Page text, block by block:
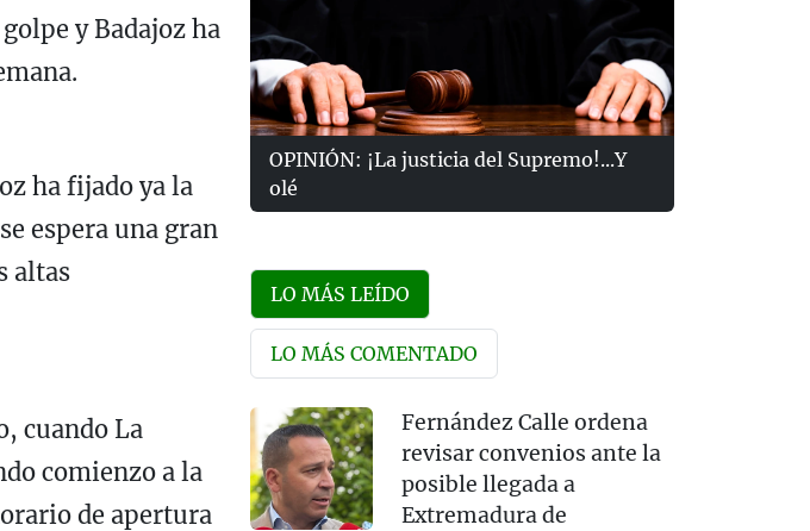
y Badajoz ha
ha fijado ya la
espera una gran
altas
cuando La
comienzo a la
de apertura
OPINIÓN: ¡La justicia del Supremo!...Y
olé
LO MÁS LEÍDO
LO MÁS COMENTADO
Fernández Calle ordena
revisar convenios ante la
posible llegada a
Extremadura de